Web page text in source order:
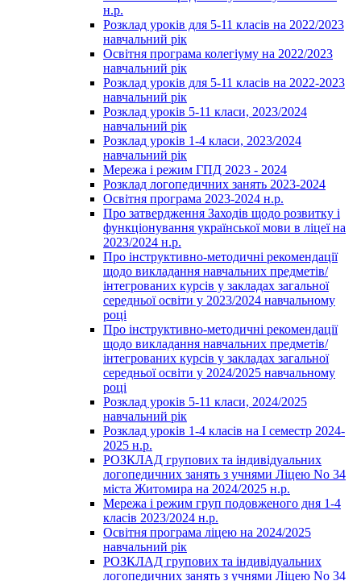
н.р.
Розклад уроків для 5-11 класів на 2022/2023
навчальний рік
Освітня програма колегіуму на 2022/2023
навчальний рік
Розклад уроків для 5-11 класів на 2022-2023
навчальний рік
Розклад уроків 5-11 класи, 2023/2024
навчальний рік
Розклад уроків 1-4 класи, 2023/2024
навчальний рік
Мережа і режим ГПД 2023 - 2024
Розклад логопедичних занять 2023-2024
Освітня програма 2023-2024 н.р.
Про затвердження Заходів щодо розвитку і
функціонування української мови в ліцеї на
2023/2024 н.р.
Про інструктивно-методичні рекомендації
щодо викладання навчальних предметів/
інтегрованих курсів у закладах загальної
середньої освіти у 2023/2024 навчальному
році
Про інструктивно-методичні рекомендації
щодо викладання навчальних предметів/
інтегрованих курсів у закладах загальної
середньої освіти у 2024/2025 навчальному
році
Розклад уроків 5-11 класи, 2024/2025
навчальний рік
Розклад уроків 1-4 класів на І семестр 2024-
2025 н.р.
РОЗКЛАД групових та індивідуальних
логопедичних занять з учнями Ліцею No 34
міста Житомира на 2024/2025 н.р.
Мережа і режим груп подовженого дня 1-4
класів 2023/2024 н.р.
Освітня програма ліцею на 2024/2025
навчальний рік
РОЗКЛАД групових та індивідуальних
логопедичних занять з учнями Ліцею No 34